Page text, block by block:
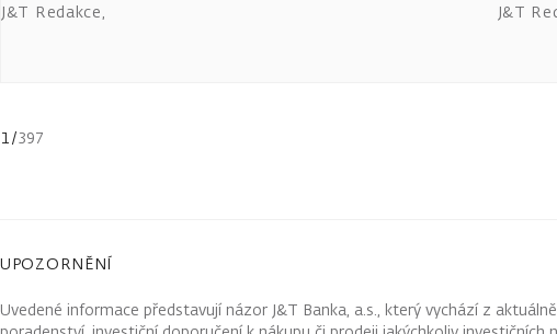
J&T Redakce, J&T
1/397
UPOZORNĚNÍ
Uvedené informace představují názor J&T Banka, a.s., který vychází z